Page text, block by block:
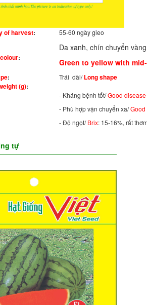
of harvest: 55-60 ngày gieo
:
Da xanh, chín chuyển
Green to yellow with
: Trái dài/Long shape
(g):
- Kháng bệnh tốt/Good
- Phù hợp vận chuyển xa/Good
- Độ ngọt/Brix: 15-16%, rất
tự